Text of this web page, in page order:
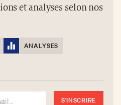
et analyses selon nos
ANALYSES
S'INSCRIRE